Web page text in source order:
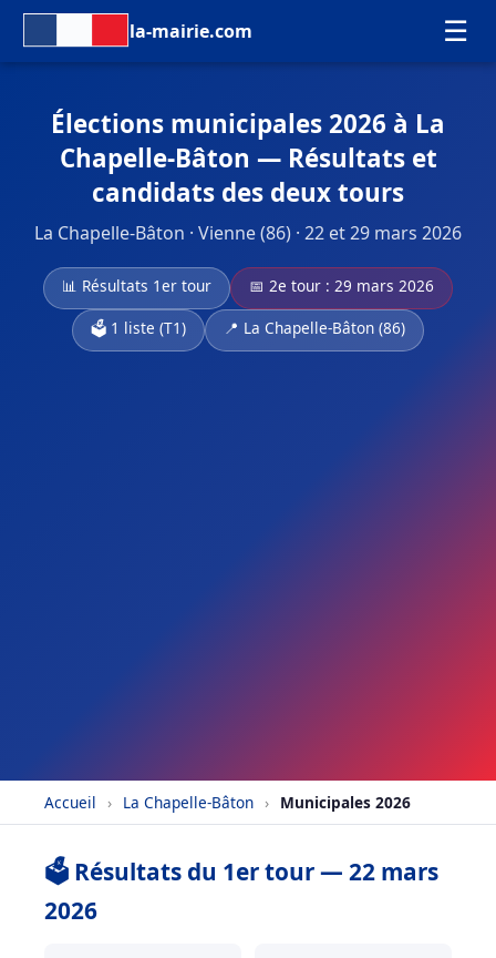
la-mairie.com ☰
Élections municipales 2026 à La
Chapelle-Bâton — Résultats et
candidats des deux tours
La Chapelle-Bâton · Vienne (86) · 22 et 29 mars 2026
📊 Résultats 1er tour
📅 2e tour : 29 mars 2026
🗳️ 1 liste (T1)
📍 La Chapelle-Bâton (86)
Accueil › La Chapelle-Bâton › Municipales 2026
🗳️ Résultats du 1er tour — 22 mars
2026